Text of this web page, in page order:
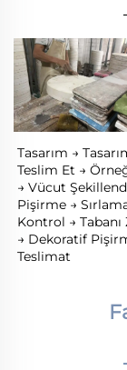
Tasarım →
Teslim Et →
→ Vücut
Pişirme →
Kontrol →
→ Dekoratif
Teslimat